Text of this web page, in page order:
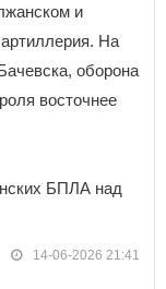
и
На
оборона
восточнее
БПЛА над
14-06-2026 21:41